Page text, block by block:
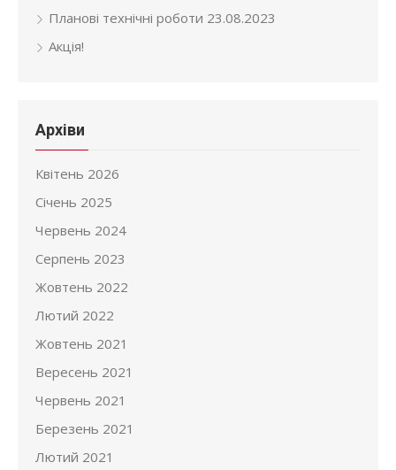
Планові технічні роботи 23.08.2023
Акція!
Архіви
Квітень 2026
Січень 2025
Червень 2024
Серпень 2023
Жовтень 2022
Лютий 2022
Жовтень 2021
Вересень 2021
Червень 2021
Березень 2021
Лютий 2021